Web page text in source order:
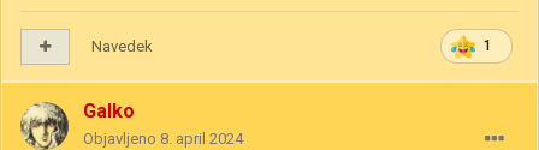
1
Navedek
Galko
Objavljeno 8. april 2024